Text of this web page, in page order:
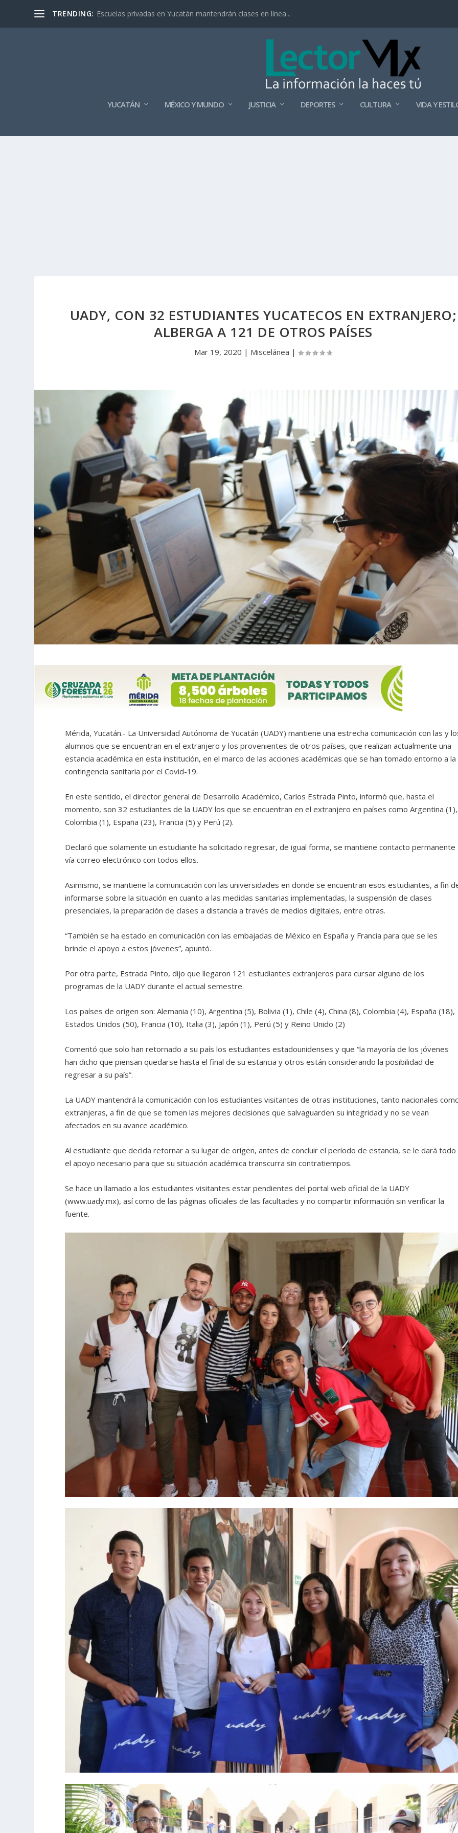
TRENDING: Escuelas privadas en Yucatán mantendrán clases en línea...
YUCATÁN MÉXICO Y MUNDO JUSTICIA DEPORTES CULTURA VIDA Y
UADY, CON 32 ESTUDIANTES YUCATECOS EN EXTRANJERO;
ALBERGA A 121 DE OTROS PAÍSES
Mar 19, 2020 | Miscelánea |
Mérida, Yucatán.- La Universidad Autónoma de Yucatán (UADY) mantiene una estrecha comunicación con las y
alumnos que se encuentran en el extranjero y los provenientes de otros países, que realizan actualmente una
estancia académica en esta institución, en el marco de las acciones académicas que se han tomado entorno a la
contingencia sanitaria por el Covid-19.
En este sentido, el director general de Desarrollo Académico, Carlos Estrada Pinto, informó que, hasta el
momento, son 32 estudiantes de la UADY los que se encuentran en el extranjero en países como Argentina (1),
Colombia (1), España (23), Francia (5) y Perú (2).
Declaró que solamente un estudiante ha solicitado regresar, de igual forma, se mantiene contacto permanente
vía correo electrónico con todos ellos.
Asimismo, se mantiene la comunicación con las universidades en donde se encuentran esos estudiantes, a fin
informarse sobre la situación en cuanto a las medidas sanitarias implementadas, la suspensión de clases
presenciales, la preparación de clases a distancia a través de medios digitales, entre otras.
“También se ha estado en comunicación con las embajadas de México en España y Francia para que se les
brinde el apoyo a estos jóvenes”, apuntó.
Por otra parte, Estrada Pinto, dijo que llegaron 121 estudiantes extranjeros para cursar alguno de los
programas de la UADY durante el actual semestre.
Los países de origen son: Alemania (10), Argentina (5), Bolivia (1), Chile (4), China (8), Colombia (4), España (18),
Estados Unidos (50), Francia (10), Italia (3), Japón (1), Perú (5) y Reino Unido (2)
Comentó que solo han retornado a su país los estudiantes estadounidenses y que “la mayoría de los jóvenes
han dicho que piensan quedarse hasta el final de su estancia y otros están considerando la posibilidad de
regresar a su país”.
La UADY mantendrá la comunicación con los estudiantes visitantes de otras instituciones, tanto nacionales
extranjeras, a fin de que se tomen las mejores decisiones que salvaguarden su integridad y no se vean
afectados en su avance académico.
Al estudiante que decida retornar a su lugar de origen, antes de concluir el período de estancia, se le dará todo
el apoyo necesario para que su situación académica transcurra sin contratiempos.
Se hace un llamado a los estudiantes visitantes estar pendientes del portal web oficial de la UADY
(www.uady.mx), así como de las páginas oficiales de las facultades y no compartir información sin verificar la
fuente.